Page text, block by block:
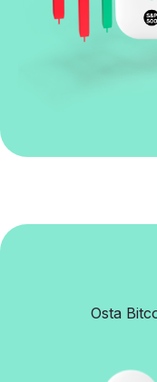
Osta